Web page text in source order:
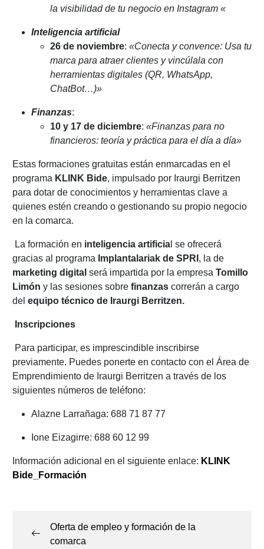
la visibilidad de tu negocio en Instagram «
Inteligencia artificial
26 de noviembre: «Conecta y convence: Usa tu
marca para atraer clientes y vincúlala con
herramientas digitales (QR, WhatsApp,
ChatBot…)»
Finanzas:
10 y 17 de diciembre: «Finanzas para no
financieros: teoría y práctica para el día a día»
Estas formaciones gratuitas están enmarcadas en el
programa KLINK Bide, impulsado por Iraurgi Berritzen
para dotar de conocimientos y herramientas clave a
quienes estén creando o gestionando su propio negocio
en la comarca.
La formación en inteligencia artificial se ofrecerá
gracias al programa Implantalariak de SPRI , la de
marketing digital será impartida por la empresa Tomillo
Limón y las sesiones sobre finanzascorrerán a cargo
del equipo técnico de Iraurgi Berritzen.
Inscripciones
Para participar, es imprescindible inscribirse
previamente. Puedes ponerte en contacto con el Área de
Emprendimiento de Iraurgi Berritzen a través de los
siguientes números de teléfono:
Alazne Larrañaga: 688 71 87 77
Ione Eizagirre: 688 60 12 99
Información adicional en el siguiente enlace: KLINK
Bide_Formación
entradas
Oferta de empleo y formación de la
comarca